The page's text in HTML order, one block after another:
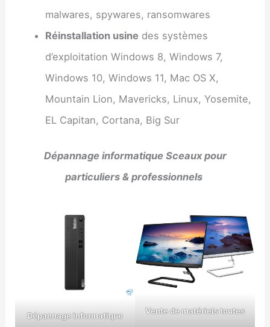
malwares, spywares, ransomwares
Réinstallation usine des systèmes
d’exploitation Windows 8, Windows 7,
Windows 10, Windows 11, Mac OS X,
Mountain Lion, Mavericks, Linux, Yosemite,
EL Capitan, Cortana, Big Sur
Dépannage informatique Sceaux pour
particuliers & professionnels
Dépannage informatique Vente de matériels toutes